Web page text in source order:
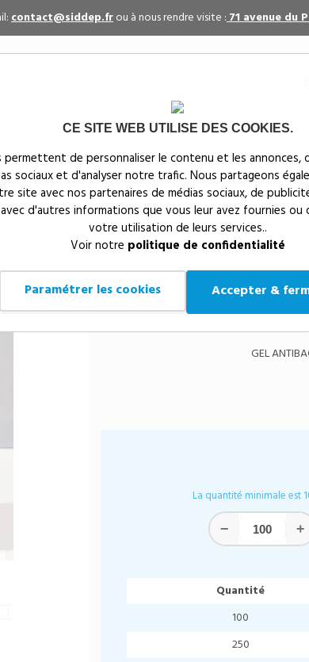
CE SITE WEB UTILISE DES COOKIES.
permettent de personnaliser le contenu et les
sociaux et d'analyser notre trafic. Nous partageons
site avec nos partenaires de médias sociaux, de
d'autres informations que vous leur avez fournies
votre utilisation de leurs services..
Voir notre politique de confidentialité
Paramétrer les cookies Accepter &
contact@siddep.frou à nous rendre visite :71 avenue du
Par événement Textiles
Siddep > Produits sanitaires COVID-19
GEL
G5996
GEL
La quantité minimale est
− +
Quantité
100
250